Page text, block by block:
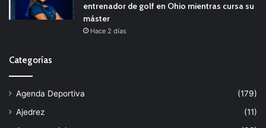
entrenador de golf en Ohio mientras cursa su
máster
Hace 2 días
Categorías
Agenda Deportiva
(179)
Ajedrez
(11)